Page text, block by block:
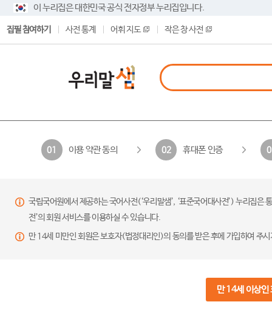
이 누리집은 대한민국 공식 전자정부 누리집입니다.
집필 참여하기 사전 통계 어휘 지도 작은 창 사전
01 이용 약관 동의 02 휴대폰 인증
국립국어원에서 제공하는 국어사전(‘우리말샘’, ‘표준국어대사전’) 누리집
전’의 회원 서비스를 이용하실 수 있습니다.
만 14세 미만인 회원은 보호자(법정대리인)의 동의를 받은 후에 가입하여 주
만 14세 이상인